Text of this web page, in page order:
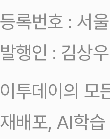
등록번호 : 서
발행인 : 김상
이투데이의 모
재배포, AI학